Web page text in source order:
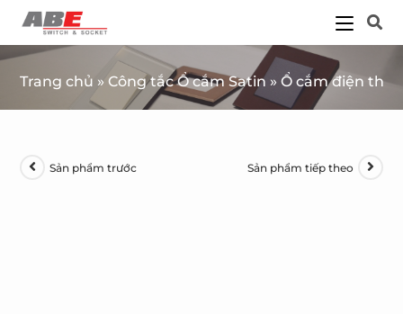
Trang chủ »Công tắc Ổ cắm Satin »Ổ cắm điện
Sản phẩm trước Sản phẩm tiếp theo